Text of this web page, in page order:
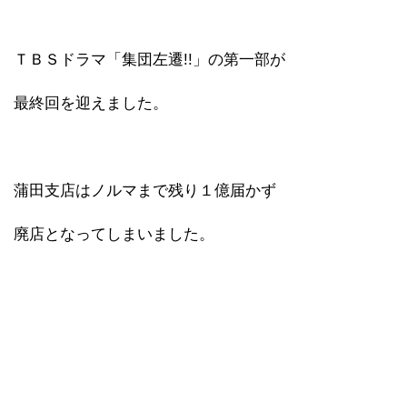
ＴＢＳドラマ「集団左遷!!」の第一部が
最終回を迎えました。
蒲田支店はノルマまで残り１億届かず
廃店となってしまいました。